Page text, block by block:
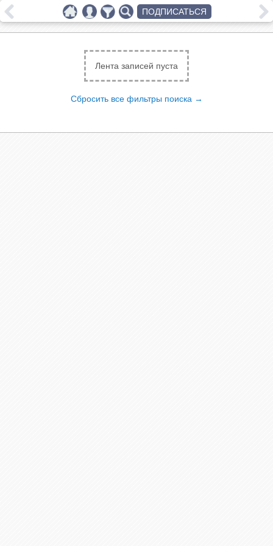
Лента записей пуста
Сбросить все фильтры поиска →
ПОДПИСАТЬСЯ